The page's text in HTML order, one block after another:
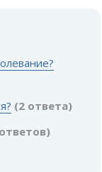
(2 ответа)